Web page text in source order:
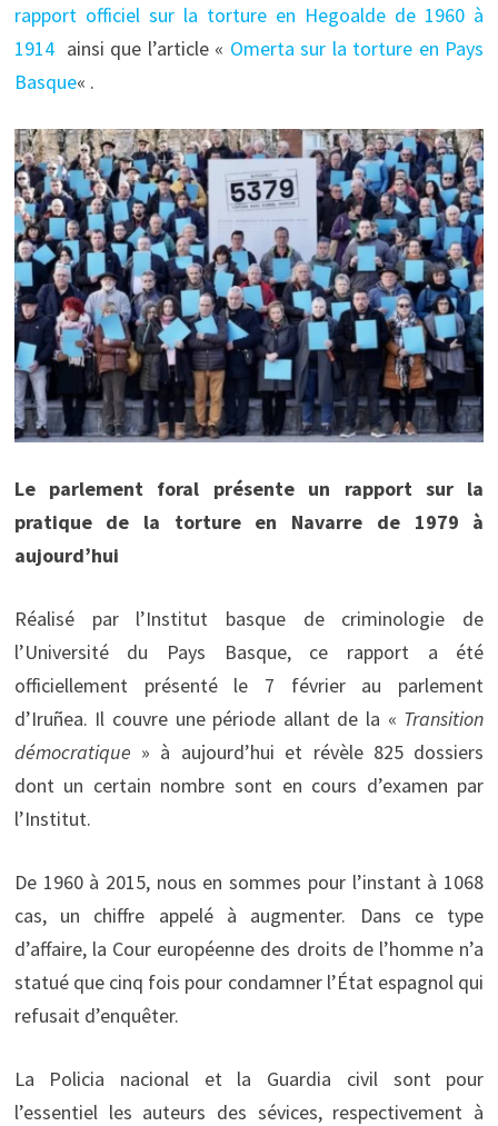
rapport officiel sur la torture en Hegoalde de 1960 à
1914ainsi que l’article « Omerta sur la torture en Pays
Basque« .
Le parlement foral présente un rapport sur la
pratique de la torture en Navarre de 1979 à
aujourd’hui
Réalisé par l’Institut basque de criminologie de
l’Université du Pays Basque, ce rapport a été
officiellement présenté le 7 février au parlement
d’Iruñea. Il couvre une période allant de la « Transition
démocratique » à aujourd’hui et révèle 825 dossiers
dont un certain nombre sont en cours d’examen par
l’Institut.
De 1960 à 2015, nous en sommes pour l’instant à 1068
cas, un chiffre appelé à augmenter. Dans ce type
d’affaire, la Cour européenne des droits de l’homme n’a
statué que cinq fois pour condamner l’État espagnol qui
refusait d’enquêter.
La Policia nacional et la Guardia civil sont pour
l’essentiel les auteurs des sévices, respectivement à